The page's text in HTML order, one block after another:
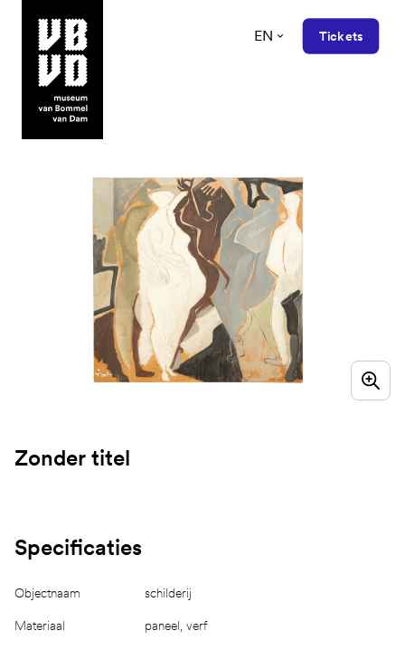
museum van Bommel van Dam
EN Tickets
Zonder titel
Specificaties
Objectnaam schilderij
Materiaal paneel, verf